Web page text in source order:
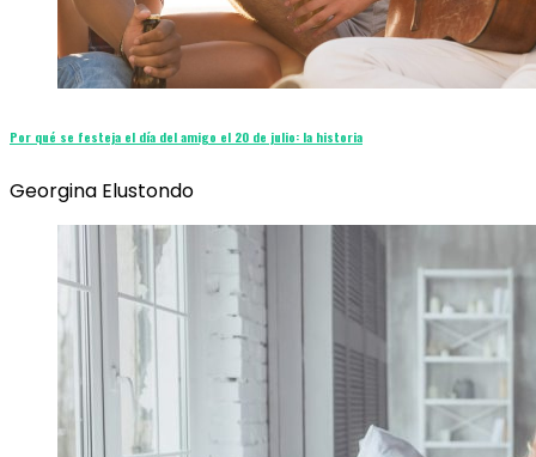
Por qué se festeja el día del amigo el 20 de julio: la historia
Georgina Elustondo